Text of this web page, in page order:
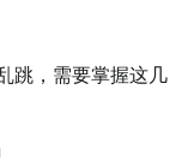
跳，需要掌握这几